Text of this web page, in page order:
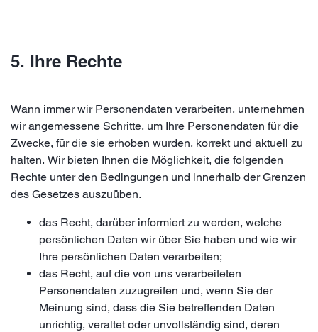
5. Ihre Rechte
Wann immer wir Personendaten verarbeiten, unternehmen
wir angemessene Schritte, um Ihre Personendaten für die
Zwecke, für die sie erhoben wurden, korrekt und aktuell zu
halten. Wir bieten Ihnen die Möglichkeit, die folgenden
Rechte unter den Bedingungen und innerhalb der Grenzen
des Gesetzes auszuüben.
das Recht, darüber informiert zu werden, welche
persönlichen Daten wir über Sie haben und wie wir
Ihre persönlichen Daten verarbeiten;
das Recht, auf die von uns verarbeiteten
Personendaten zuzugreifen und, wenn Sie der
Meinung sind, dass die Sie betreffenden Daten
unrichtig, veraltet oder unvollständig sind, deren